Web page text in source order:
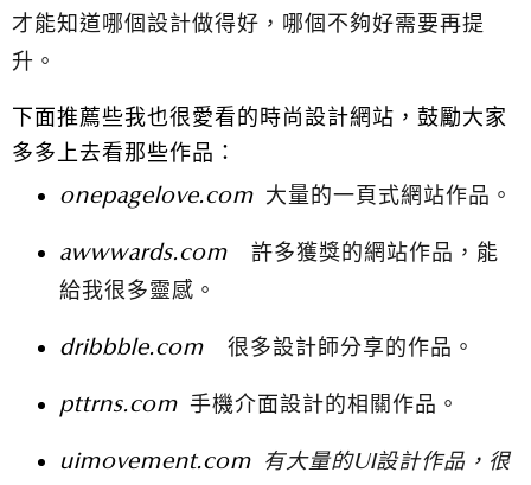
才能知道哪個設計做得好，哪個不夠好需要再提
升。
下面推薦些我也很愛看的時尚設計網站，鼓勵大家
多多上去看那些作品：
onepagelove.com 大量的一頁式網站作品。
awwwards.com
許多獲獎的網站作品，能
給我很多靈感。
dribbble.com 很多設計師分享的作品。
pttrns.com 手機介面設計的相關作品。
uimovement.com 有大量的UI設計作品，很